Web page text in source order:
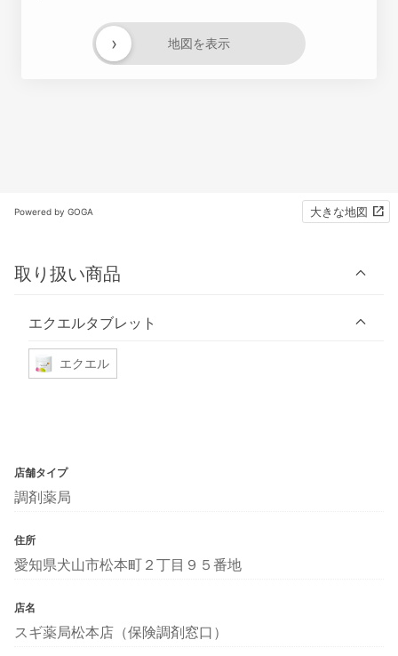
地図を表示
›
Powered by GOGA 大きな地図
取り扱い商品
エクエルタブレット
エクエル
店舗タイプ
調剤薬局
住所
愛知県犬山市松本町２丁目９５番地
店名
スギ薬局松本店（保険調剤窓口）